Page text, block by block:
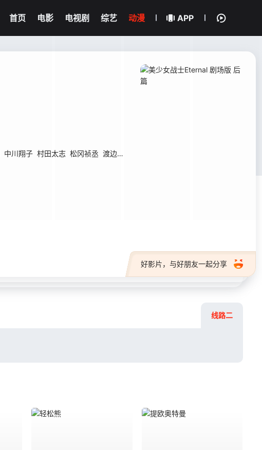
首页 电影 电视剧 综艺 动漫 APP
中川翔子 村田太志 松冈祯丞 渡边直美
好影片，与好朋友一起分享
线路二